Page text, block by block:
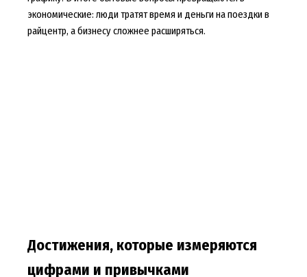
экономические: люди тратят время и деньги на поездки в
райцентр, а бизнесу сложнее расширяться.
Достижения, которые измеряются
цифрами и привычками